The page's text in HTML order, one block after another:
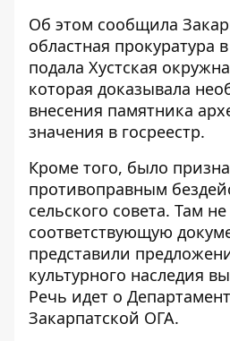
Об этом сообщила
областная прокуратура
подала Хустская
которая доказывала
внесения памятника
значения в госреестр.
Кроме того, было
противоправным
сельского совета. Там
соответствующую
представили
культурного наследия
Речь идет о
Закарпатской ОГА.